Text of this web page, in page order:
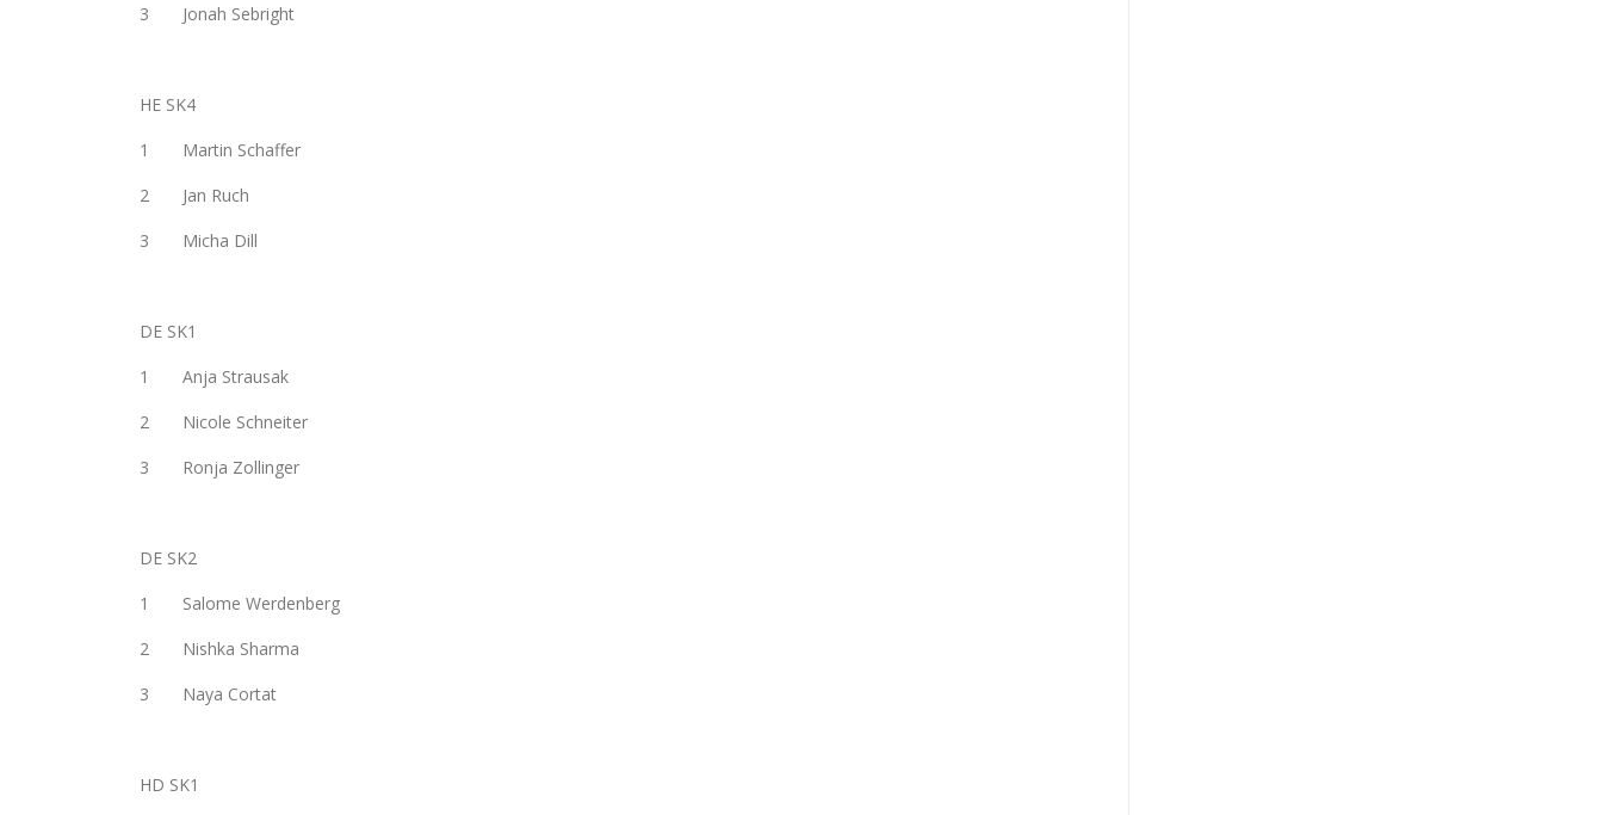
3 Jonah Sebright
HE SK4
1 Martin Schaffer
2 Jan Ruch
3 Micha Dill
DE SK1
1 Anja Strausak
2 Nicole Schneiter
3 Ronja Zollinger
DE SK2
1 Salome Werdenberg
2 Nishka Sharma
3 Naya Cortat
HD SK1